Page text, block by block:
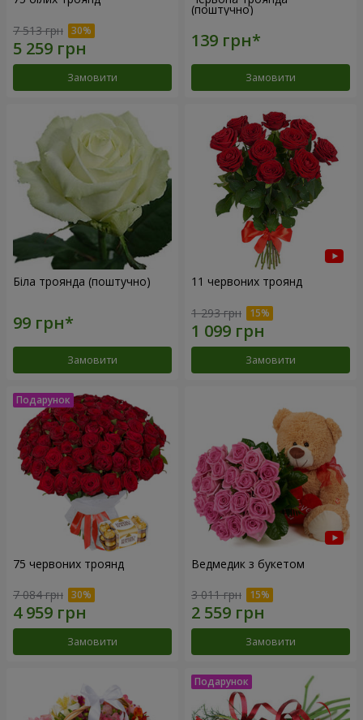
7 513 грн
Замовити
(поштучно)
Замовити
Біла троянда (поштучно)
Замовити
11 червоних троянд
1 293 грн
Замовити
75 червоних троянд
7 084 грн
Замовити
Ведмедик з букетом
3 011 грн
Замовити